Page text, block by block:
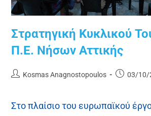
Στρατηγική Κυκλικού
Π.Ε. Νήσων Αττικής
Kosmas Anagnostopoulos 03/10/
Στο πλαίσιο του ευρωπαϊκού